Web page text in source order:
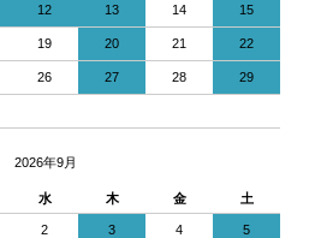
12 13 14 15
19 20 21 22
26 27 28 29
2026年9月
水 木 金 土
2 3 4 5